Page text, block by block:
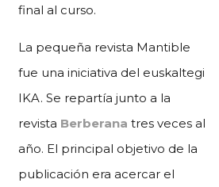
final al curso.
La pequeña revista Mantible
fue una iniciativa del euskaltegi
IKA. Se repartía junto a la
revista Berberana tres veces al
año. El principal objetivo de la
publicación era acercar el